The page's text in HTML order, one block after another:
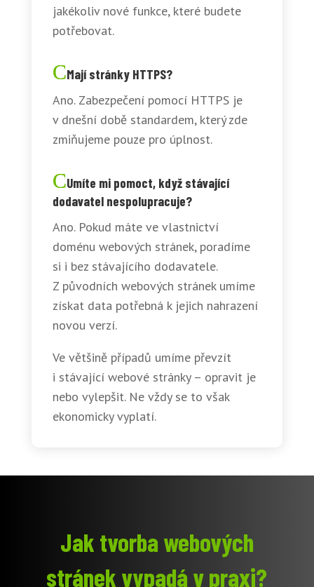
jakékoliv nové funkce, které budete
potřebovat.
Mají stránky HTTPS?
Ano. Zabezpečení pomocí HTTPS je
v dnešní době standardem, který zde
zmiňujeme pouze pro úplnost.
Umíte mi pomoct, když stávající
dodavatel nespolupracuje?
Ano. Pokud máte ve vlastnictví
doménu webových stránek, poradíme
si i bez stávajícího dodavatele.
Z původních webových stránek umíme
získat data potřebná k jejich nahrazení
novou verzí.
Ve většině případů umíme převzít
i stávající webové stránky – opravit je
nebo vylepšit. Ne vždy se to však
ekonomicky vyplatí.
Jak tvorba webových
stránek vypadá v praxi?